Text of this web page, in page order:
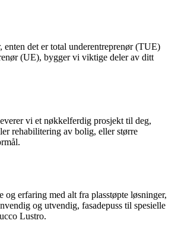
enten det er total underentreprenør (TUE)
(UE), bygger vi viktige deler av ditt
vi et nøkkelferdig prosjekt til deg,
rehabilitering av bolig, eller større
og erfaring med alt fra plasstøpte løsninger,
og utvendig, fasadepuss til spesielle
Lustro.